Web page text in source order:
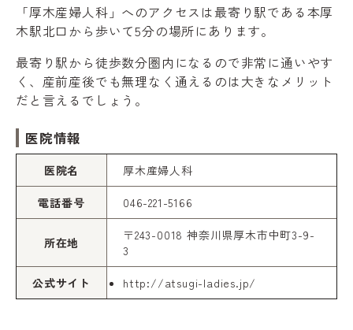
「厚木産婦人科」へのアクセスは最寄り駅である本厚
木駅北口から歩いて5分の場所にあります。
最寄り駅から徒歩数分圏内になるので非常に通いやす
く、産前産後でも無理なく通えるのは大きなメリット
だと言えるでしょう。
医院情報
医院名 厚木産婦人科
電話番号 046-221-5166
所在地
〒243-0018 神奈川県厚木市中町3-9-
3
公式サイト http://atsugi-ladies.jp/